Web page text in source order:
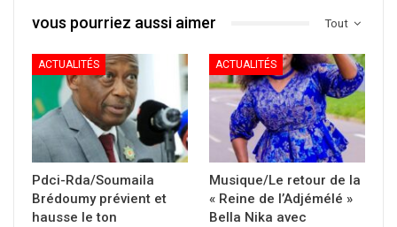
Tout
vous pourriez aussi aimer
ACTUALITÉS
Pdci-Rda/Soumaila
Brédoumy prévient et
hausse le ton
ACTUALITÉS
Musique/Le retour de la
« Reine de l’Adjémélé »
Bella Nika avec